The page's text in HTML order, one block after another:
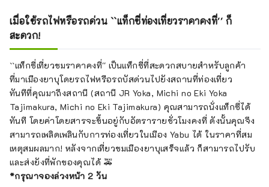
เมื่อใช้รถไฟหรือรถด่วน ``แท็กซี่ท่องเที่ยวราคาคงที่'' ก็
สะดวก!
``แท็กซี่เที่ยวชมราคาคงที่'' เป็นแท็กซี่ที่สะดวกสบายสำหรับลูกค้า
ที่มาเมืองยาบุโดยรถไฟหรือรถบัสด่วนไปยังสถานที่ท่องเที่ยว
ทันทีที่คุณมาถึงสถานี (สถานี JR Yoka, Michi no Eki Yoka
Tajimakura, Michi no Eki Tajimakura) คุณสามารถนั่งแท็กซี่ได้
ทันที โดยค่าโดยสารจะขึ้นอยู่กับอัตรารายชั่วโมงคงที่ ดังนั้นคุณจึง
สามารถเพลิดเพลินกับการท่องเที่ยวในเมือง Yabu ได้ ในราคาที่สม
เหตุสมผลมาก! หลังจากเที่ยวชมเมืองยาบุเสร็จแล้ว ก็สามารถไปรับ
และส่งยังที่พักของคุณได้ 🚕
*กรุณาจองล่วงหน้า 2 วัน